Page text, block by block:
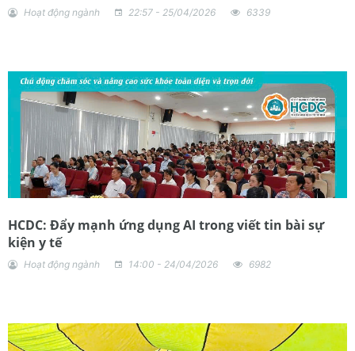
Hoạt động ngành 22:57 - 25/04/2026 6339
HCDC: Đẩy mạnh ứng dụng AI trong viết tin bài sự
kiện y tế
Hoạt động ngành 14:00 - 24/04/2026 6982